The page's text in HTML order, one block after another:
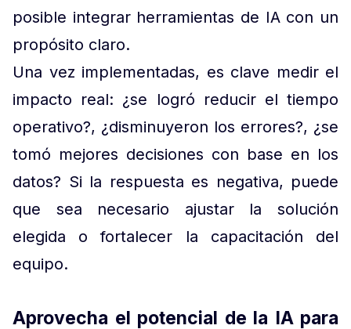
posible integrar herramientas de IA con un
propósito claro.
Una vez implementadas, es clave medir el
impacto real: ¿se logró reducir el tiempo
operativo?, ¿disminuyeron los errores?, ¿se
tomó mejores decisiones con base en los
datos? Si la respuesta es negativa, puede
que sea necesario ajustar la solución
elegida o fortalecer la capacitación del
equipo.
Aprovecha el potencial de la IA para